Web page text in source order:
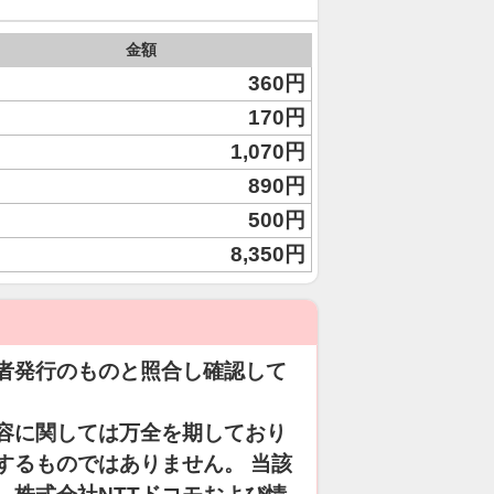
金額
360円
170円
1,070円
890円
500円
8,350円
発行のものと照合し確認して
に関しては万全を期しており
るものではありません。 当該